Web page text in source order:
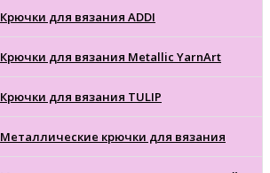
Крючки для вязания ADDI
Крючки для вязания Metallic YarnArt
Крючки для вязания TULIP
Металлические крючки для вязания